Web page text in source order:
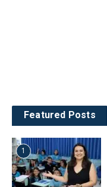
Featured Posts
1